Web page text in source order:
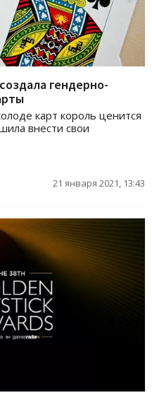
гендерно-
карт король ценится
внести свои
21 января 2021, 13:43